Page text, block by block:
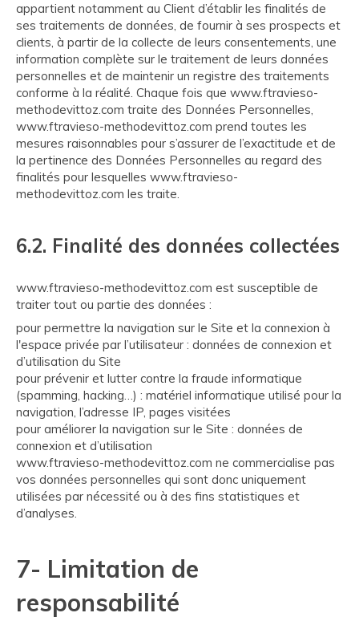
appartient notamment au Client d’établir les finalités de
ses traitements de données, de fournir à ses prospects et
clients, à partir de la collecte de leurs consentements, une
information complète sur le traitement de leurs données
personnelles et de maintenir un registre des traitements
conforme à la réalité. Chaque fois que www.ftravieso-
methodevittoz.com traite des Données Personnelles,
www.ftravieso-methodevittoz.com prend toutes les
mesures raisonnables pour s’assurer de l’exactitude et de
la pertinence des Données Personnelles au regard des
finalités pour lesquelles www.ftravieso-
methodevittoz.com les traite.
6.2. Finalité des données collectées
www.ftravieso-methodevittoz.com est susceptible de
traiter tout ou partie des données :
pour permettre la navigation sur le Site et la connexion à
l'espace privée par l’utilisateur : données de connexion et
d’utilisation du Site
pour prévenir et lutter contre la fraude informatique
(spamming, hacking…) : matériel informatique utilisé pour la
navigation, l’adresse IP, pages visitées
pour améliorer la navigation sur le Site : données de
connexion et d’utilisation
www.ftravieso-methodevittoz.com ne commercialise pas
vos données personnelles qui sont donc uniquement
utilisées par nécessité ou à des fins statistiques et
d’analyses.
7- Limitation de
responsabilité